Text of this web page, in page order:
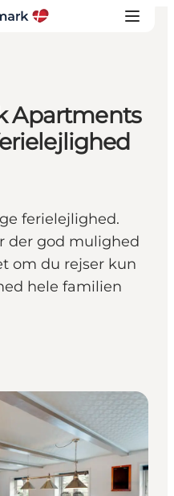
Apartments
ferielejlighed.
der god mulighed
om du rejser kun
hele familien